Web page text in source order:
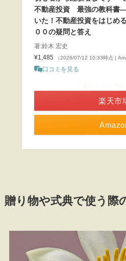
不動産投資 最強の教科書―
いた！不動産投資をはじめ
００の疑問と答え
著:鈴木 宏史
¥1,485
（2026/07/12 10:33時点 |
口コミを見る
楽天市
贈り物や式典で使う際